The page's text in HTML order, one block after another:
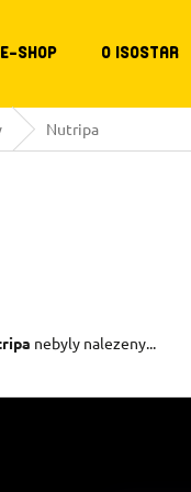
E-SHOP O ISOSTAR
Nutripa
nebyly nalezeny...